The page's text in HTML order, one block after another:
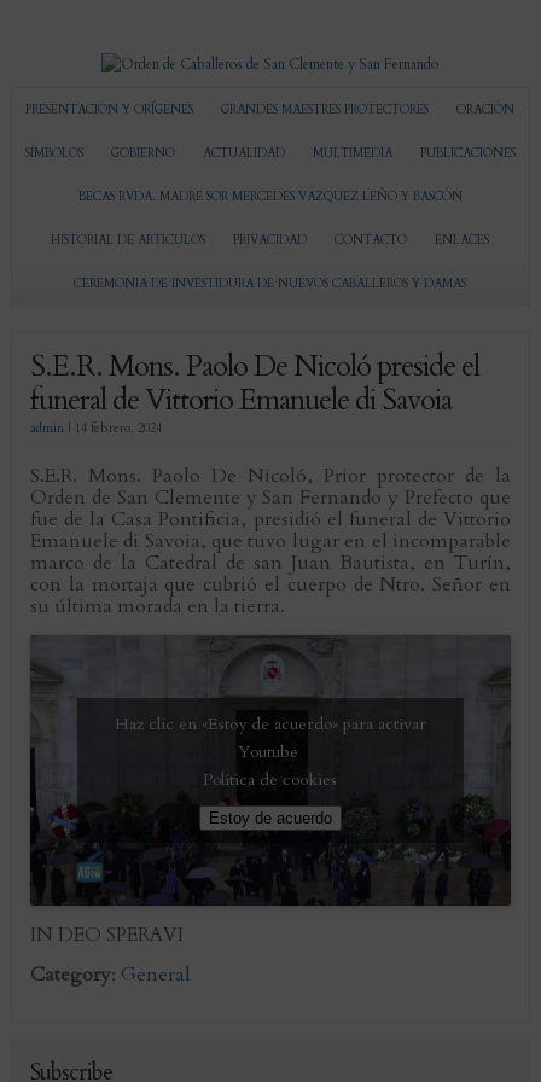
PRESENTACIÓN Y ORÍGENES GRANDES MAESTRES PROTECTORES ORACIÓN
SÍMBOLOS GOBIERNO ACTUALIDAD MULTIMEDIA PUBLICACIONES
BECAS RVDA. MADRE SOR MERCEDES VAZQUEZ LEÑO Y BASCÓN
HISTORIAL DE ARTICULOS PRIVACIDAD CONTACTO ENLACES
CEREMONIA DE INVESTIDURA DE NUEVOS CABALLEROS Y DAMAS
S.E.R. Mons. Paolo De Nicoló preside el
funeral de Vittorio Emanuele di Savoia
admin | 14 febrero, 2024
S.E.R. Mons. Paolo De Nicoló, Prior protector de la
Orden de San Clemente y San Fernando y Prefecto que
fue de la Casa Pontificia, presidió el funeral de Vittorio
Emanuele di Savoia, que tuvo lugar en el incomparable
marco de la Catedral de san Juan Bautista, en Turín,
con la mortaja que cubrió el cuerpo de Ntro. Señor en
su última morada en la tierra.
Haz clic en «Estoy de acuerdo» para activar
Youtube
Política de cookies
Estoy de acuerdo
IN DEO SPERAVI
Category: General
Subscribe